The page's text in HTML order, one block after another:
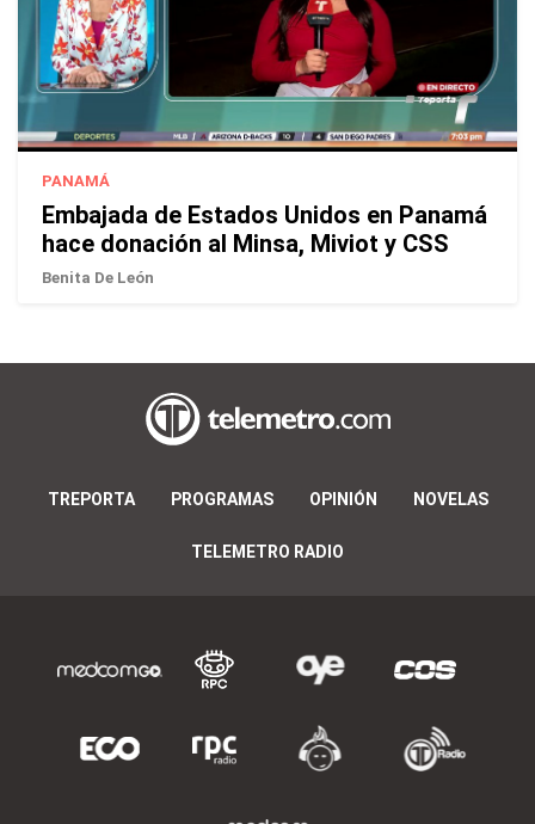
PANAMÁ
Embajada de Estados Unidos en Panamá
hace donación al Minsa, Miviot y CSS
Benita De León
TREPORTA PROGRAMAS OPINIÓN NOVELAS
TELEMETRO RADIO